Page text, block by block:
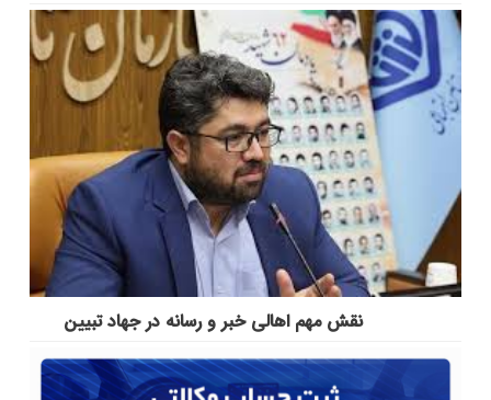
نقش مهم اهالی خبر و رسانه در جهاد تبیین